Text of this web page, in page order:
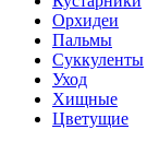
Орхидеи
Пальмы
Суккуленты
Уход
Хищные
Цветущие